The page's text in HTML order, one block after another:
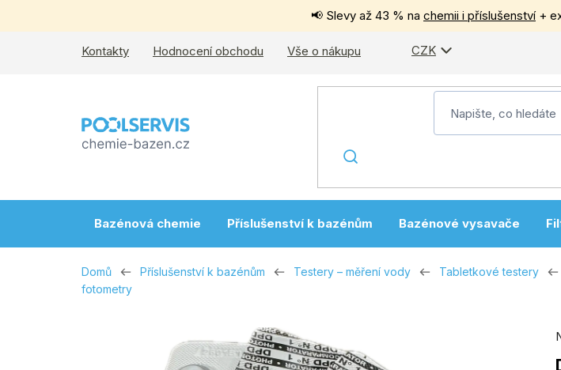
📢 Slevy až 43 % na chemii i příslušenství +
Kontakty Hodnocení obchodu Vše o nákupu CZK
Bazénová chemie Příslušenství k bazénům Bazénové vysavače
Domů Příslušenství k bazénům Testery – měření vody Tabletkové testery
fotometry